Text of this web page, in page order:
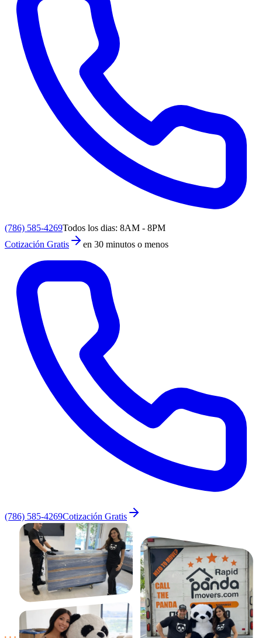
(786) 585-4269Todos los dias: 8AM - 8PM
Cotización Gratis
en 30 minutos o menos
(786) 585-4269Cotización Gratis